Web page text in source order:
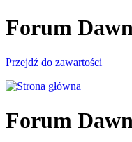
Forum
Przejdź do zawartości
Forum